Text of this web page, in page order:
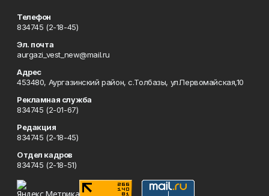
Телефон
834745 (2-18-45)
Эл. почта
aurgazi_vest_new@mail.ru
Адрес
453480, Аургазинский район, с.Толбазы, ул.Первомайская,10
Рекламная служба
834745 (2-01-67)
Редакция
834745 (2-18-45)
Отдел кадров
834745 (2-18-51)